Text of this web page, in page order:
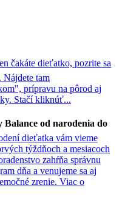
čakáte dieťatko, pozrite sa
Nájdete tam
prípravu na pôrod aj
Stačí kliknúť...
od narodenia do
dieťatka vám vieme
týždňoch a mesiacoch
zahŕňa správnu
dňa a venujeme sa aj
zrenie. Viac o